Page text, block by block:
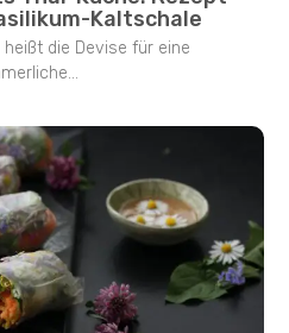
Kaltschale
die Devise für eine